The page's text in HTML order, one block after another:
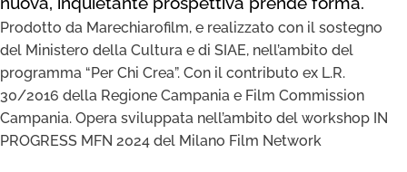
Prodotto da Marechiarofilm, e realizzato con il sostegno
del Ministero della Cultura e di SIAE, nell’ambito del
programma “Per Chi Crea”. Con il contributo ex L.R.
30/2016 della Regione Campania e Film Commission
Campania. Opera sviluppata nell’ambito del workshop IN
PROGRESS MFN 2024 del Milano Film Network